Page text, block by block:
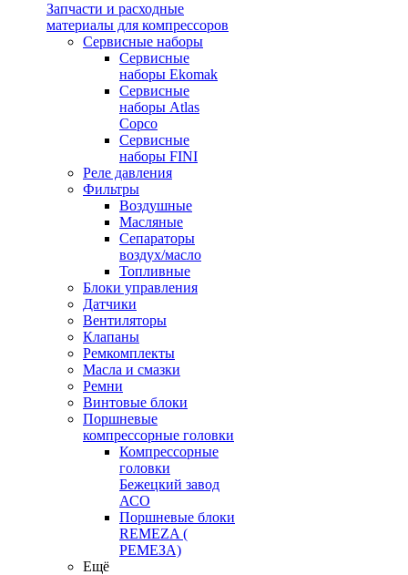
Запчасти и расходные
материалы для компрессоров
Cервисные наборы
Сервисные
наборы Ekomak
Cервисные
наборы Atlas
Copco
Сервисные
наборы FINI
Реле давления
Фильтры
Воздушные
Масляные
Сепараторы
воздух/масло
Топливные
Блоки управления
Датчики
Вентиляторы
Клапаны
Ремкомплекты
Масла и смазки
Ремни
Винтовые блоки
Поршневые
компрессорные головки
Компрессорные
головки
Бежецкий завод
АСО
Поршневые блоки
REMEZA (
РЕМЕЗА)
Ещё